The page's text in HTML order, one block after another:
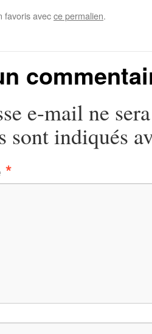
favoris avecce permalien.
e-mail ne
sont indiqués
*